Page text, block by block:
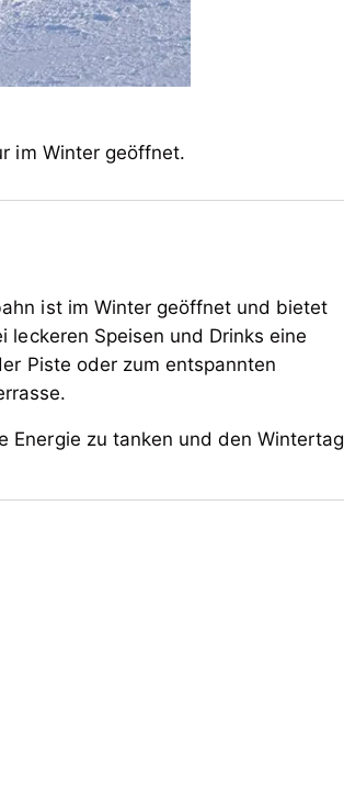
im Winter geöffnet.
ist im Winter geöffnet und bietet
Speisen und Drinks eine
Piste oder zum entspannten
Energie zu tanken und den Wintertag
Speisen und Drinks eine